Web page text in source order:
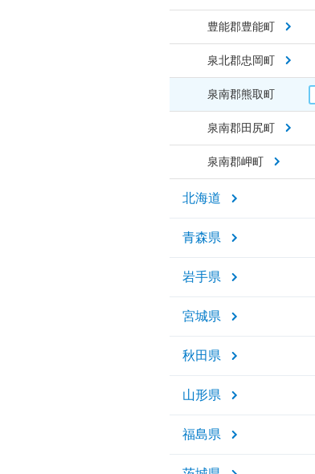
豊能郡豊能町
泉北郡忠岡町
泉南郡熊取町
泉南郡田尻町
泉南郡岬町
北海道
青森県
岩手県
宮城県
秋田県
山形県
福島県